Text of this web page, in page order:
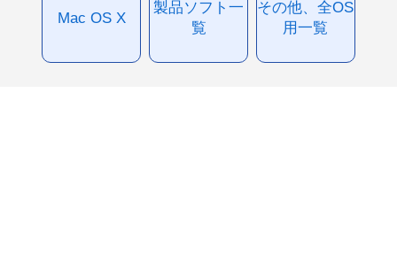
Mac OS X
製品ソフト一
覧
その他、全OS
用一覧